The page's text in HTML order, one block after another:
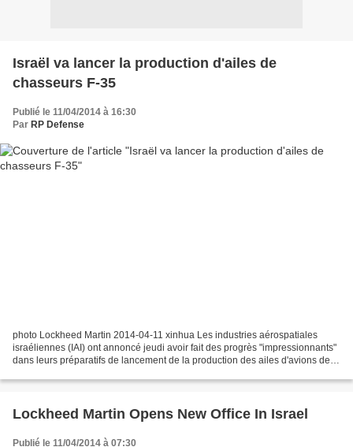
Israël va lancer la production d'ailes de
chasseurs F-35
Publié le 11/04/2014 à 16:30
Par RP Defense
photo Lockheed Martin 2014-04-11 xinhua Les industries aérospatiales
israéliennes (IAI) ont annoncé jeudi avoir fait des progrès "impressionnants"
dans leurs préparatifs de lancement de la production des ailes d'avions de
Lockheed Martin Opens New Office In Israel
Publié le 11/04/2014 à 07:30